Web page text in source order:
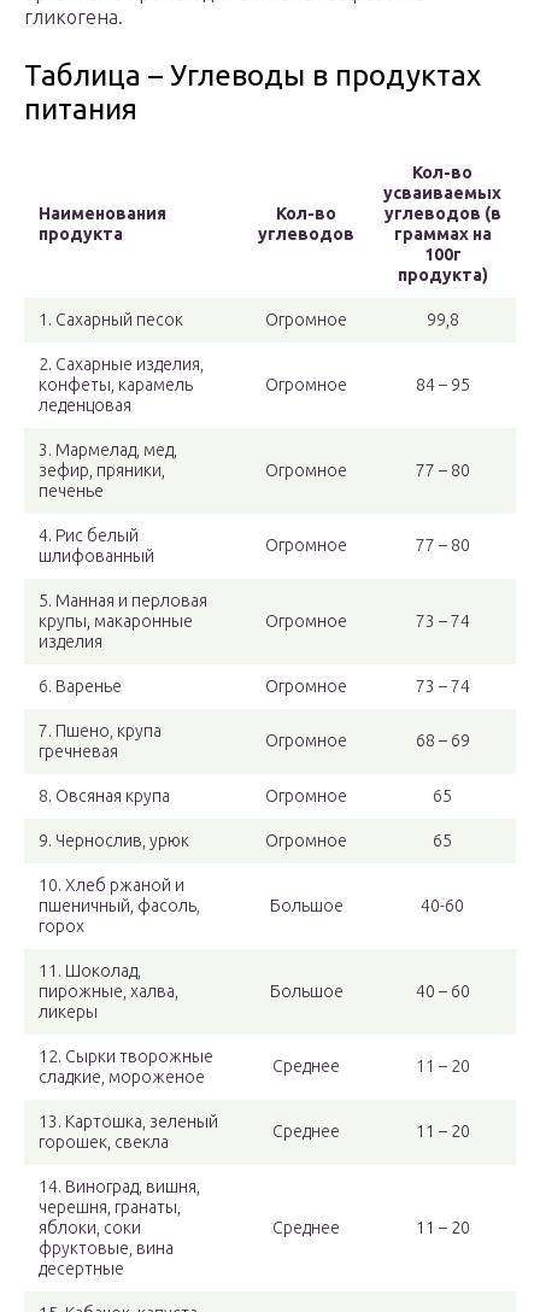
гликогена.
Таблица – Углеводы в продуктах
питания
Наименования
продукта
Кол-во
углеводов
Кол-во
усваиваемых
углеводов (в
граммах на
100г
продукта)
1. Сахарный песок Огромное 99,8
2. Сахарные изделия,
конфеты, карамель
леденцовая
Огромное 84 – 95
3. Мармелад, мед,
зефир, пряники,
печенье
Огромное 77 – 80
4. Рис белый
шлифованный
Огромное 77 – 80
5. Манная и перловая
крупы, макаронные
изделия
Огромное 73 – 74
6. Варенье Огромное 73 – 74
7. Пшено, крупа
гречневая
Огромное 68 – 69
8. Овсяная крупа Огромное 65
9. Чернослив, урюк Огромное 65
10. Хлеб ржаной и
пшеничный, фасоль,
горох
Большое 40-60
11. Шоколад,
пирожные, халва,
ликеры
Большое 40 – 60
12. Сырки творожные
сладкие, мороженое
Среднее 11 – 20
13. Картошка, зеленый
горошек, свекла
Среднее 11 – 20
14. Виноград, вишня,
черешня, гранаты,
яблоки, соки
фруктовые, вина
десертные
Среднее 11 – 20